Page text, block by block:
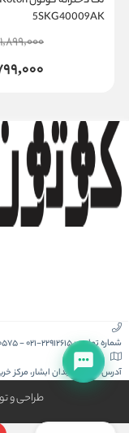
5SKG40009AK
1,899,000
شماره تماس :021-22912615
-
آدرس :کیش، میدان ابشار، مرکز
طراحی و